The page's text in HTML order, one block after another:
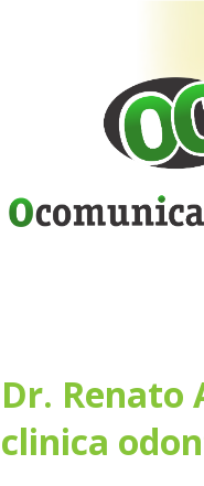
Dr. Renato
clinica